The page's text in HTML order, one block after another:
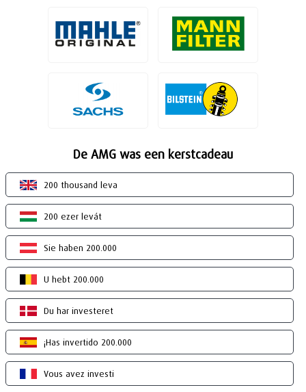
De AMG was een kerstcadeau
200 thousand leva
200 ezer levát
Sie haben 200.000
U hebt 200.000
Du har investeret
¡Has invertido 200.000
Vous avez investi